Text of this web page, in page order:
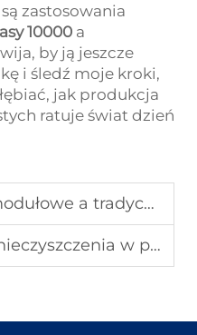
zastosowania
10000 a
by ją jeszcze
i śledź moje kroki,
jak produkcja
ratuje świat dzień
porównanie całkowitych kosztów posiadania
czystych aptek: Jak zapobiegać i monitorować zanieczyszczenia